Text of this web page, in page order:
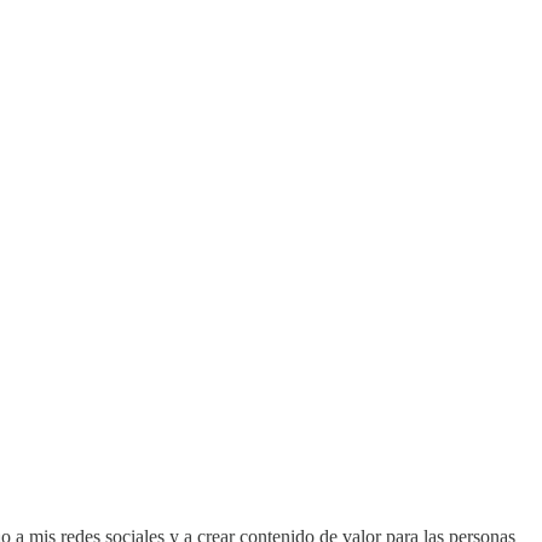
mis redes sociales y a crear contenido de valor para las personas